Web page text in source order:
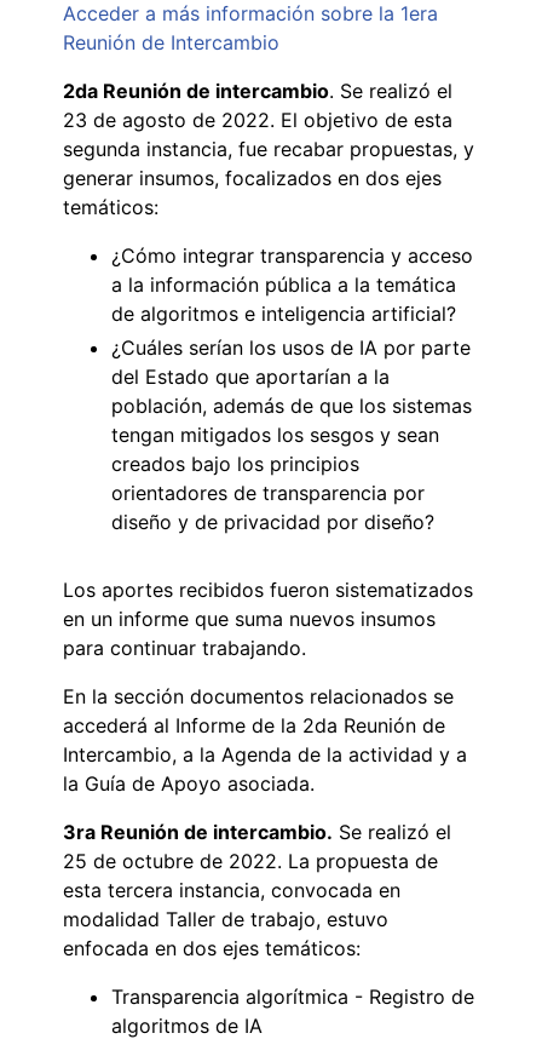
Acceder a más información sobre la 1era
Reunión de Intercambio
2da Reunión de intercambio. Se realizó el
23 de agosto de 2022. El objetivo de esta
segunda instancia, fue recabar propuestas, y
generar insumos, focalizados en dos ejes
temáticos:
¿Cómo integrar transparencia y acceso
a la información pública a la temática
de algoritmos e inteligencia artificial?
¿Cuáles serían los usos de IA por parte
del Estado que aportarían a la
población, además de que los sistemas
tengan mitigados los sesgos y sean
creados bajo los principios
orientadores de transparencia por
diseño y de privacidad por diseño?
Los aportes recibidos fueron sistematizados
en un informe que suma nuevos insumos
para continuar trabajando.
En la sección documentos relacionados se
accederá al Informe de la 2da Reunión de
Intercambio, a la Agenda de la actividad y a
la Guía de Apoyo asociada.
3ra Reunión de intercambio. Se realizó el
25 de octubre de 2022. La propuesta de
esta tercera instancia, convocada en
modalidad Taller de trabajo, estuvo
enfocada en dos ejes temáticos:
Transparencia algorítmica - Registro de
algoritmos de IA